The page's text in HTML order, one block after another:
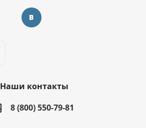
Наши контакты
8 (800) 550-79-81